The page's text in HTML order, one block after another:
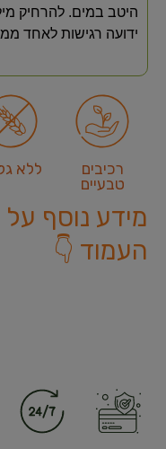
היטב במים. להרחיק
ידועה רגישות לאחד
רכיבים
טבעיים
ללא
מידע נוסף
העמוד 👇